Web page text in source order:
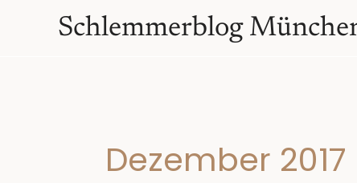
Schlemmerblog
Dezember 2017